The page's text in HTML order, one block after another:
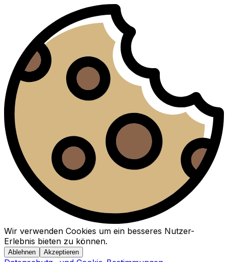
Wir verwenden Cookies um ein besseres Nutzer-
Erlebnis bieten zu können.
Ablehnen Akzeptieren